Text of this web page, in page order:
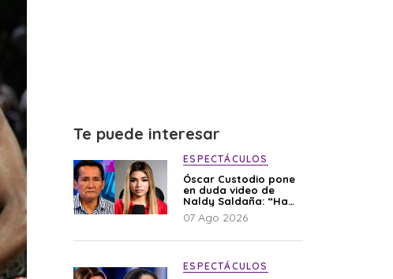
Te puede interesar
ESPECTÁCULOS
Óscar Custodio pone
en duda video de
Naldy Saldaña: “Hay
cosas que de repente
se han editado”
07 Ago 2026
ESPECTÁCULOS